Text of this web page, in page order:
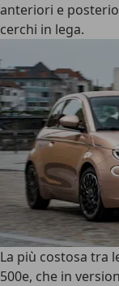
anteriori e
cerchi in lega.
La più costosa tra
500e, che in